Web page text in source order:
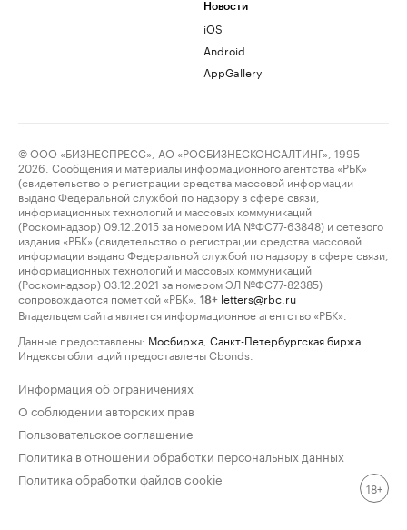
Новости
iOS
Android
AppGallery
© ООО «БИЗНЕСПРЕСС», АО «РОСБИЗНЕСКОНСАЛТИНГ», 1995–
2026. Сообщения и материалы информационного агентства «РБК»
(свидетельство о регистрации средства массовой информации
выдано Федеральной службой по надзору в сфере связи,
информационных технологий и массовых коммуникаций
(Роскомнадзор) 09.12.2015 за номером ИА №ФС77-63848) и сетевого
издания «РБК» (свидетельство о регистрации средства массовой
информации выдано Федеральной службой по надзору в сфере связи,
информационных технологий и массовых коммуникаций
(Роскомнадзор) 03.12.2021 за номером ЭЛ №ФС77-82385)
сопровождаются пометкой «РБК».
18+ letters@rbc.ru
Владельцем сайта является информационное агентство «РБК».
Данные предоставлены: Мосбиржа Санкт-Петербургская биржа
Индексы облигаций предоставлены Cbonds.
Информация об ограничениях
О соблюдении авторских прав
Пользовательское соглашение
Политика в отношении обработки персональных данных
Политика обработки файлов cookie
18+